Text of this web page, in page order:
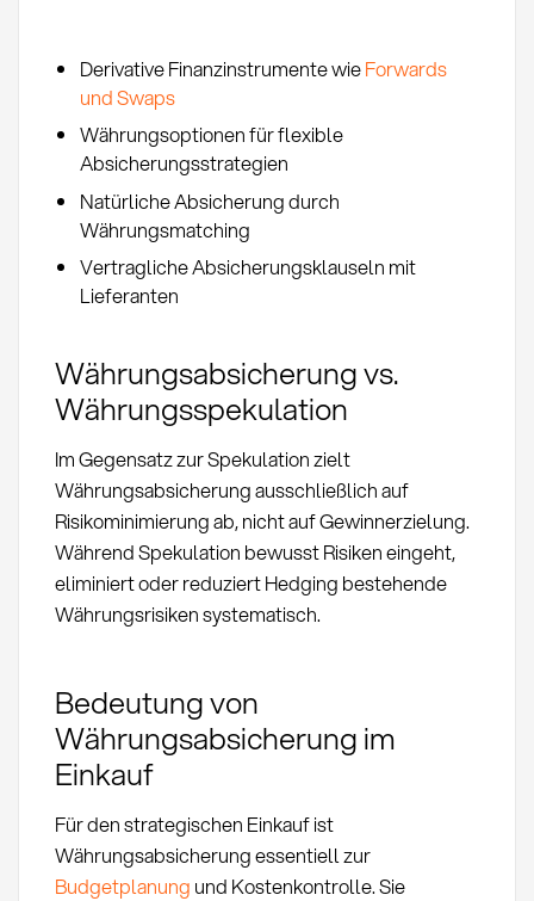
Derivative Finanzinstrumente wieForwards
und Swaps
Währungsoptionen für flexible
Absicherungsstrategien
Natürliche Absicherung durch
Währungsmatching
Vertragliche Absicherungsklauseln mit
Lieferanten
Währungsabsicherung vs.
Währungsspekulation
Im Gegensatz zur Spekulation zielt
Währungsabsicherung ausschließlich auf
Risikominimierung ab, nicht auf Gewinnerzielung.
Während Spekulation bewusst Risiken eingeht,
eliminiert oder reduziert Hedging bestehende
Währungsrisiken systematisch.
Bedeutung von
Währungsabsicherung im
Einkauf
Für den strategischen Einkauf ist
Währungsabsicherung essentiell zur
Budgetplanung und Kostenkontrolle. Sie